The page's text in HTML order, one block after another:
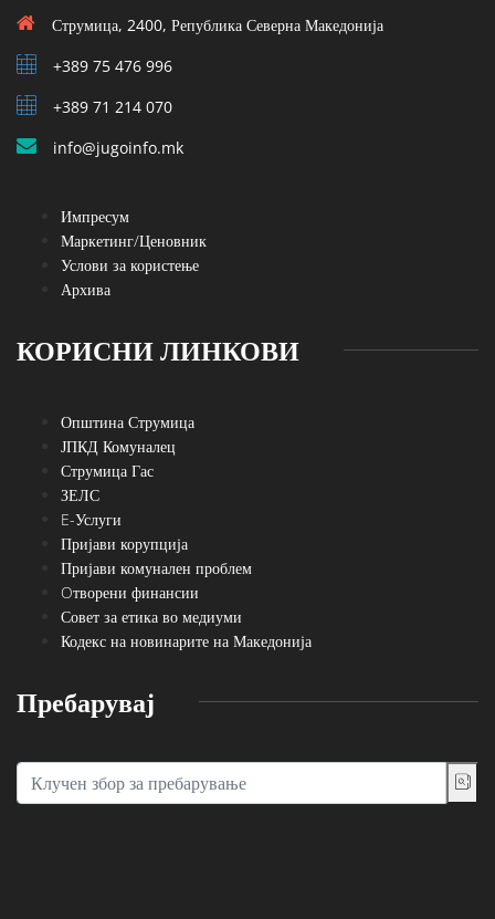
Струмица, 2400, Република Северна Македонија
+389 75 476 996
+389 71 214 070
info@jugoinfo.mk
Импресум
Маркетинг/Ценовник
Услови за користење
Архива
КОРИСНИ ЛИНКОВИ
Општина Струмица
ЈПКД Комуналец
Струмица Гас
ЗЕЛС
E-Услуги
Пријави корупција
Пријави комунален проблем
Oтворени финансии
Совет за етика во медиуми
Кодекс на новинарите на Македонија
Пребарувај